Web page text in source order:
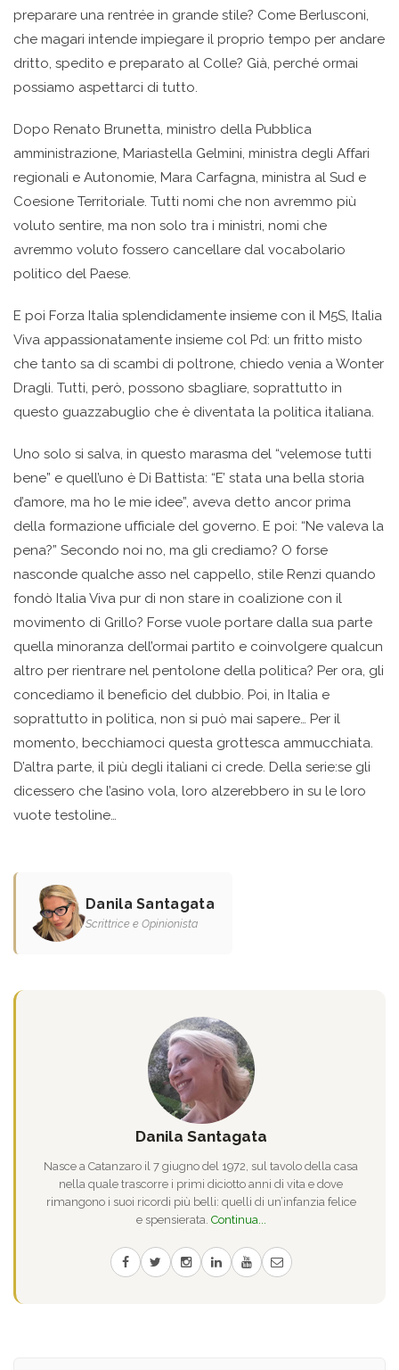
preparare una rentrée in grande stile? Come Berlusconi,
che magari intende impiegare il proprio tempo per andare
dritto, spedito e preparato al Colle? Già, perché ormai
possiamo aspettarci di tutto.
Dopo Renato Brunetta, ministro della Pubblica
amministrazione, Mariastella Gelmini, ministra degli Affari
regionali e Autonomie, Mara Carfagna, ministra al Sud e
Coesione Territoriale. Tutti nomi che non avremmo più
voluto sentire, ma non solo tra i ministri, nomi che
avremmo voluto fossero cancellare dal vocabolario
politico del Paese.
E poi Forza Italia splendidamente insieme con il M5S, Italia
Viva appassionatamente insieme col Pd: un fritto misto
che tanto sa di scambi di poltrone, chiedo venia a Wonter
Dragli. Tutti, però, possono sbagliare, soprattutto in
questo guazzabuglio che è diventata la politica italiana.
Uno solo si salva, in questo marasma del “velemose tutti
bene” e quell’uno è Di Battista: “E’ stata una bella storia
d’amore, ma ho le mie idee”, aveva detto ancor prima
della formazione ufficiale del governo. E poi: “Ne valeva la
pena?” Secondo noi no, ma gli crediamo? O forse
nasconde qualche asso nel cappello, stile Renzi quando
fondò Italia Viva pur di non stare in coalizione con il
movimento di Grillo? Forse vuole portare dalla sua parte
quella minoranza dell’ormai partito e coinvolgere qualcun
altro per rientrare nel pentolone della politica? Per ora, gli
concediamo il beneficio del dubbio. Poi, in Italia e
soprattutto in politica, non si può mai sapere… Per il
momento, becchiamoci questa grottesca ammucchiata.
D’altra parte, il più degli italiani ci crede. Della serie:se gli
dicessero che l’asino vola, loro alzerebbero in su le loro
vuote testoline…
Danila Santagata
Scrittrice e Opinionista
Danila Santagata
Nasce a Catanzaro il 7 giugno del 1972, sul tavolo della casa
nella quale trascorre i primi diciotto anni di vita e dove
rimangono i suoi ricordi più belli: quelli di un’infanzia felice
e spensierata. Continua...